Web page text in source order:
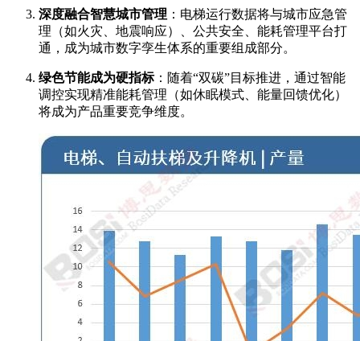
深度融合智慧城市管理 ：电梯运行数据将与城市应急管
理（如火灾、地震响应）、公共安全、能耗管理平台打
通，成为城市数字孪生体系的重要组成部分。
绿色节能成为硬指标：随着“双碳”目标推进，通过智能
调控实现精准能耗管理（如休眠模式、能量回馈优化）
将成为产品重要竞争维度。